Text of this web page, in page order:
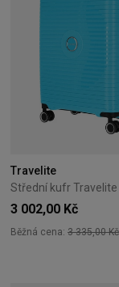
Travelite
3 002,00 Kč
Běžná cena: 3 335,00 Kč